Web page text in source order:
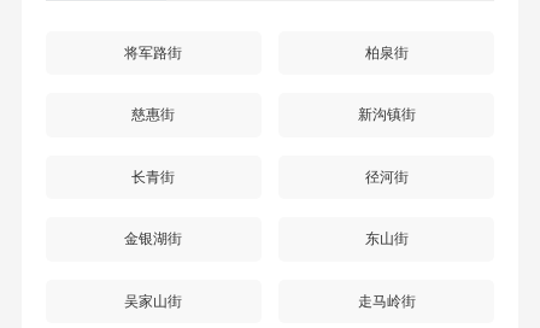
将军路街 柏泉街
慈惠街 新沟镇街
长青街 径河街
金银湖街 东山街
吴家山街 走马岭街